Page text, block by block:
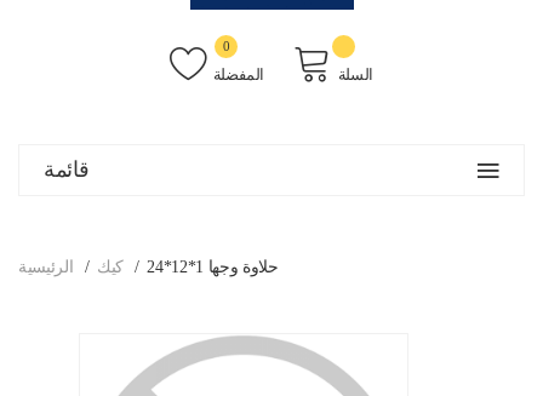
المفضلة
0
السلة
قائمة
الرئيسية كيك حلاوة وجها 1*12*24